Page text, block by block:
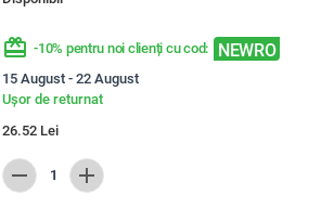
redeem -10% pentru noi clienți cu cod: NEWRO
15 August - 22 August
Ușor de returnat
26.52Lei
remove 1 add